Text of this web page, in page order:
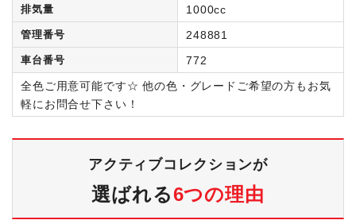
排気量 1000cc
管理番号 248881
車台番号
772
全色ご用意可能です☆ 他の色・グレードご希望の方もお気
軽にお問合せ下さい！
アクティブコレクションが
選ばれる6つの理由